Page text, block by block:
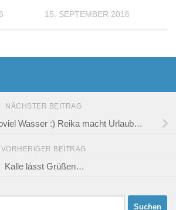
15. SEPTEMBER 2016
NÄCHSTER BEITRAG
Wasser :) Reika macht Urlaub…
VORHERIGER BEITRAG
Kalle lässt Grüßen…